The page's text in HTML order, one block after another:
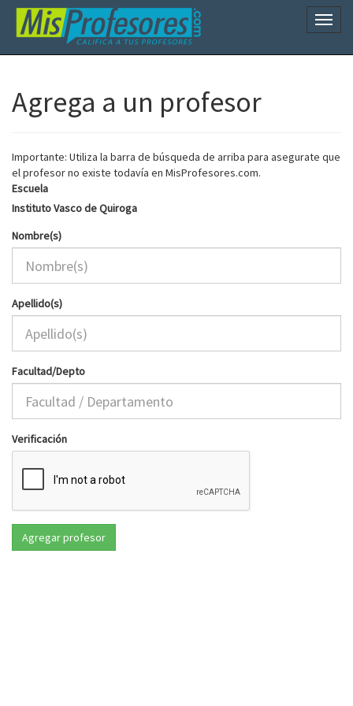
Agrega a un profesor
Importante: Utiliza la barra de búsqueda de arriba para asegurate que
el profesor no existe todavía en MisProfesores.com.
Escuela
Instituto Vasco de Quiroga
Nombre(s)
Apellido(s)
Facultad/Depto
Verificación